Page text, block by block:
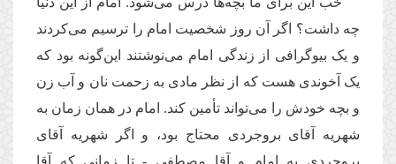
چه داشت؟ اگر آن روز شخصیت‌ امام را ترسیم می‌کردند
و یک بیوگرافی از زندگی‌ امام می‌نوشتند این‌گونه بود که
یک آخوندی هست که از نظر مادی به زحمت نان و آب زن
و بچه خودش را می‌تواند تأمین کند.‌ امام در همان زمان به
شهریه آقای بروجردی محتاج بود، و اگر شهریه آقای
بروجردی به‌ امام و آقا مصطفی - تا زمانی که آقا